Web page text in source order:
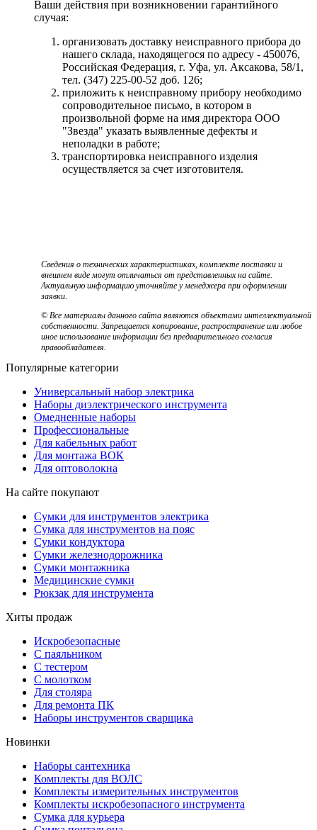
Ваши действия при возникновении гарантийного
случая:
организовать доставку неисправного прибора до
нашего склада, находящегося по адресу - 450076,
Российская Федерация, г. Уфа, ул. Аксакова, 58/1,
тел. (347) 225-00-52 доб. 126;
приложить к неисправному прибору необходимо
сопроводительное письмо, в котором в
произвольной форме на имя директора ООО
"Звезда" указать выявленные дефекты и
неполадки в работе;
транспортировка неисправного изделия
осуществляется за счет изготовителя.
Сведения о технических характеристиках, комплекте поставки и
внешнем виде могут отличаться от представленных на сайте.
Актуальную информацию уточняйте у менеджера при оформлении
заявки.
© Все материалы данного сайта являются объектами интеллектуальной
собственности. Запрещается копирование, распространение или любое
иное использование информации без предварительного согласия
правообладателя.
Популярные категории
Универсальный набор электрика
Наборы диэлектрического инструмента
Омедненные наборы
Профессиональные
Для кабельных работ
Для монтажа ВОК
Для оптоволокна
На сайте покупают
Сумки для инструментов электрика
Сумка для инструментов на пояс
Сумки кондуктора
Сумки железнодорожника
Сумки монтажника
Медицинские сумки
Рюкзак для инструмента
Хиты продаж
Искробезопасные
С паяльником
С тестером
С молотком
Для столяра
Для ремонта ПК
Наборы инструментов сварщика
Новинки
Наборы сантехника
Комплекты для ВОЛС
Комплекты измерительных инструментов
Комплекты искробезопасного инструмента
Сумка для курьера